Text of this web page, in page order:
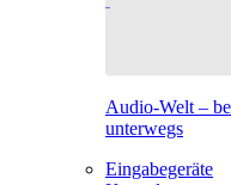
Audio-Welt –
unterwegs
Eingabegeräte